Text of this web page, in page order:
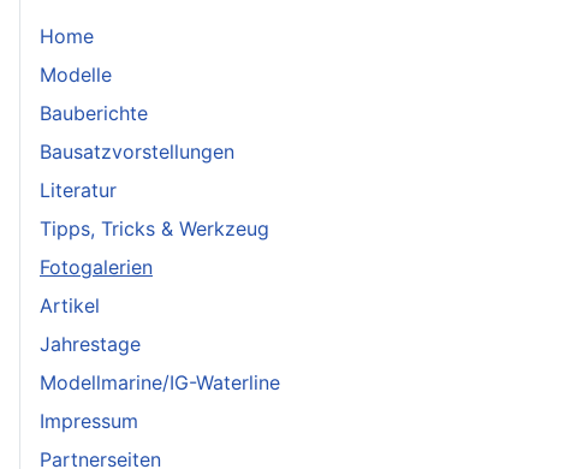
Home
Modelle
Bauberichte
Bausatzvorstellungen
Literatur
Tipps, Tricks & Werkzeug
Fotogalerien
Artikel
Jahrestage
Modellmarine/IG-Waterline
Impressum
Partnerseiten